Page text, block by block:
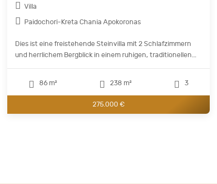
Villa
Paidochori-Kreta Chania Apokoronas
Dies ist eine freistehende Steinvilla mit 2 Schlafzimmern
und herrlichem Bergblick in einem ruhigen, traditionellen...
86 m² 238 m² 3
275.000 €